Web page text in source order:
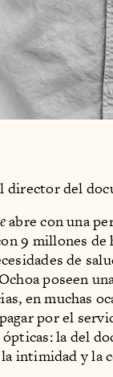
director del
abre con una
9 millones de
de
poseen
en muchas
por el
ópticas: la del
intimidad y la